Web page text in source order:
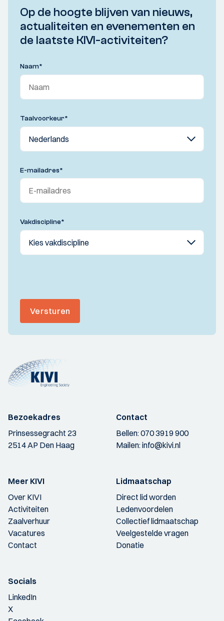
Op de hoogte blijven van nieuws,
actualiteiten en evenementen en
de laatste KIVI-activiteiten?
Naam*
Taalvoorkeur*
E-mailadres*
Vakdiscipline*
Versturen
Bezoekadres
Prinsessegracht 23
2514 AP Den Haag
Contact
Bellen:070 3919 900
Mailen:info@kivi.nl
Meer KIVI
Over KIVI
Activiteiten
Zaalverhuur
Vacatures
Contact
Lidmaatschap
Direct lid worden
Ledenvoordelen
Collectief lidmaatschap
Veelgestelde vragen
Donatie
Socials
LinkedIn
X